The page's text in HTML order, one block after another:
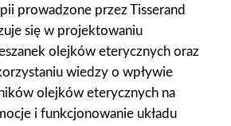
prowadzone przez Tisserand
się w projektowaniu
olejków eterycznych oraz
wiedzy o wpływie
olejków eterycznych na
i funkcjonowanie układu